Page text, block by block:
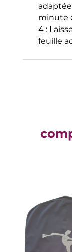
minute
4 :
feuille